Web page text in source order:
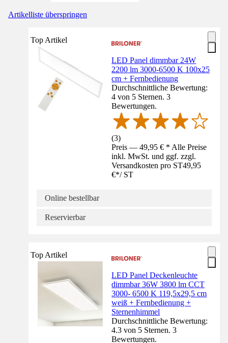
Artikelliste überspringen
Top Artikel
LED Panel dimmbar 24W
2200 lm 3000-6500 K 100x25
cm + Fernbedienung
Durchschnittliche Bewertung:
4 von 5 Sternen. 3
Bewertungen.
(3)
Preis — 49,95 € * Alle Preise
inkl. MwSt. und ggf. zzgl.
Versandkosten pro ST49,95
€*/ ST
Online bestellbar
Reservierbar
Top Artikel
LED Panel Deckenleuchte
dimmbar 36W 3800 lm CCT
3000- 6500 K 119,5x29,5 cm
weiß + Fernbedienung +
Sternenhimmel
Durchschnittliche Bewertung:
4.3 von 5 Sternen. 3
Bewertungen.